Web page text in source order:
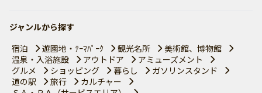
ジャンルから探す
宿泊
遊園地・ﾃｰﾏﾊﾟｰｸ 観光名所
美術館、博物館
温泉・入浴施設
アウトドア
アミューズメント
グルメ
ショッピング 暮らし
ガソリンスタンド
道の駅
旅行
カルチャー